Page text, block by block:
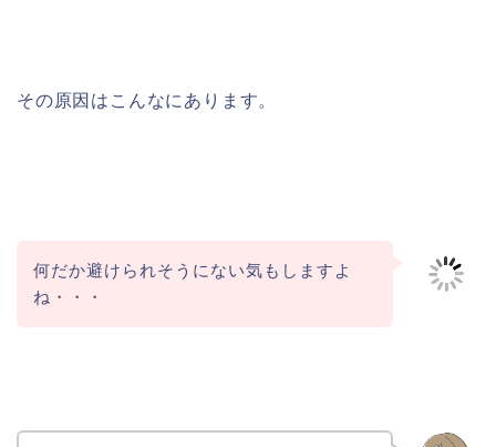
その原因はこんなにあります。
何だか避けられそうにない気もしますよ
ね・・・